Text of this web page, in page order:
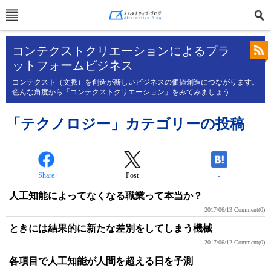
コンテクストクリエーションによるプラ
ットフォームビジネス
コンテクスト（文脈）を創造が新しいビジネスの価値創造につながります。
色んな角度から「コンテクストクリエーション」をみてみましょう
「テクノロジー」カテゴリーの投稿
Share Post -
人工知能によってなくなる職業って本当か？
2017/06/13 Comment(0)
ときには結果的に新たな差別をしてしまう機械
2017/06/12 Comment(0)
各項目で人工知能が人間を超える日を予測